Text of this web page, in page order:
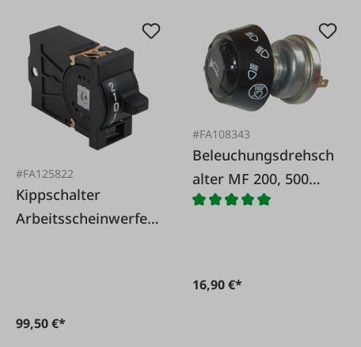
#FA125822
Kippschalter
Arbeitsscheinwerfer
99,50 €*
#FA108343
Beleuchungsdrehsch
alter MF 200, 500
Serie
16,90 €*